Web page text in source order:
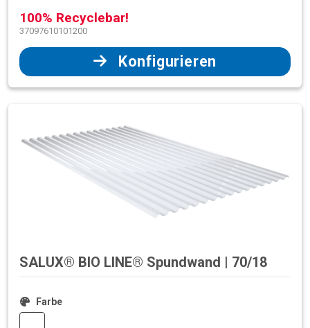
100% Recyclebar!
37097610101200
Konfigurieren
SALUX® BIO LINE® Spundwand | 70/18
Farbe